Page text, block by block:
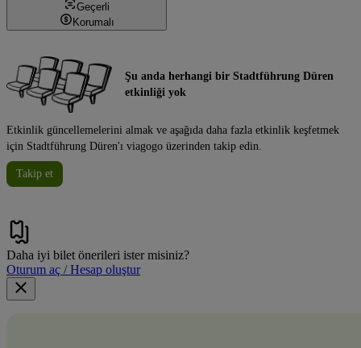
Geçerli
Korumalı
Şu anda herhangi bir Stadtführung Düren
etkinliği yok
Etkinlik güncellemelerini almak ve aşağıda daha fazla etkinlik keşfetmek
için Stadtführung Düren'ı viagogo üzerinden takip edin.
Takip et
Daha iyi bilet önerileri ister misiniz?
Oturum aç / Hesap oluştur